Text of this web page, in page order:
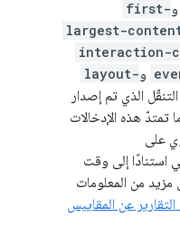
وfirst-
largest-
interaction-
وlayout-
الذي تم إصدار
تمتدّ هذه الإدخالات
على
استنادًا إلى وقت
مزيد من المعلومات
التقارير عن المقاييس